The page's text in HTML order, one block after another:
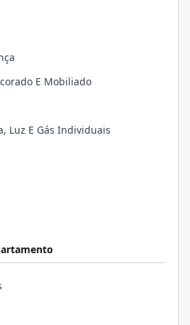
E Mobiliado
Luz E Gás Individuais